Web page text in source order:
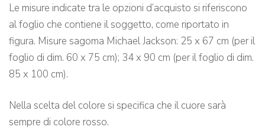
Le misure indicate tra le opzioni d’acquisto si riferiscono
al foglio che contiene il soggetto, come riportato in
figura. Misure sagoma Michael Jackson: 25 x 67 cm (per il
foglio di dim. 60 x 75 cm); 34 x 90 cm (per il foglio di dim.
85 x 100 cm).
Nella scelta del colore si specifica che il cuore sarà
sempre di colore rosso.